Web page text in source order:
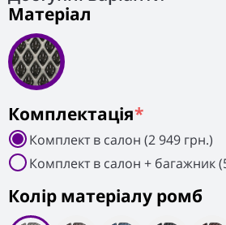
Матеріал
Колiр матеріалу ромб
Комплектація*
Комплект в салон (2 949 грн.)
Комплект в салон + багажник